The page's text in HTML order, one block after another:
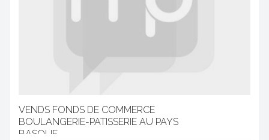
VENDS FONDS DE COMMERCE
BOULANGERIE-PATISSERIE AU PAYS
BASQUE